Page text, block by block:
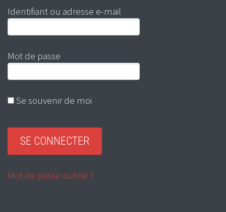
Identifiant ou adresse e-mail
Mot de passe
Se souvenir de moi
Mot de passe oublié ?